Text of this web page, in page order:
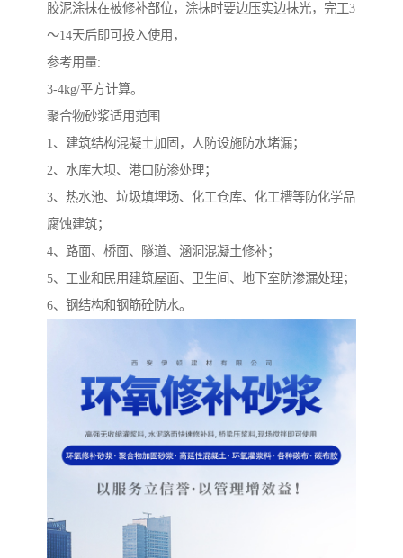
胶泥涂抹在被修补部位，涂抹时要边压实边抹光，完工3
～14天后即可投入使用，
参考用量:
3-4kg/平方计算。
聚合物砂浆适用范围
1、建筑结构混凝土加固，人防设施防水堵漏；
2、水库大坝、港口防渗处理；
3、热水池、垃圾填埋场、化工仓库、化工槽等防化学品
腐蚀建筑；
4、路面、桥面、隧道、涵洞混凝土修补；
5、工业和民用建筑屋面、卫生间、地下室防渗漏处理；
6、钢结构和钢筋砼防水。